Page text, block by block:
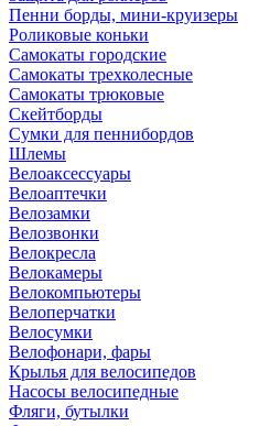
Пенни борды, мини-круизеры
Роликовые коньки
Самокаты городские
Самокаты трехколесные
Самокаты трюковые
Скейтборды
Сумки для пеннибордов
Шлемы
Велоаксессуары
Велоаптечки
Велозамки
Велозвонки
Велокресла
Велокамеры
Велокомпьютеры
Велоперчатки
Велосумки
Велофонари, фары
Крылья для велосипедов
Насосы велосипедные
Фляги, бутылки